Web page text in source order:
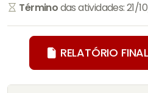
Términodas atividades: 21/
RELATÓRIO